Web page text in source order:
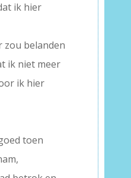
ik hier
zou belanden
ik niet meer
ik hier
toen